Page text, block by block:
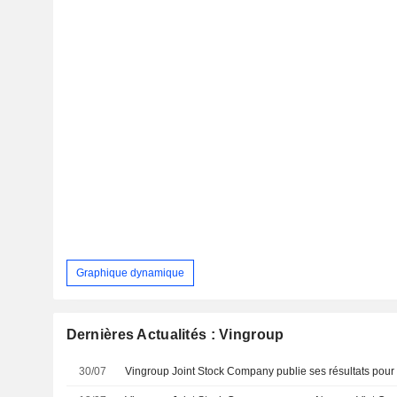
Graphique dynamique
Dernières Actualités : Vingroup
30/07